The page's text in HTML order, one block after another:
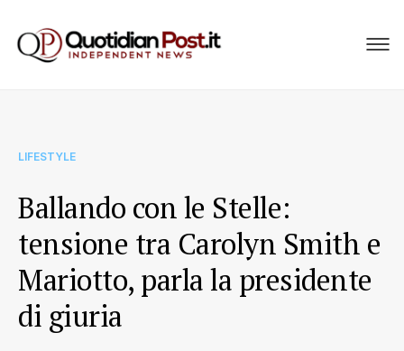
LIFESTYLE
Ballando con le Stelle:
tensione tra Carolyn Smith e
Mariotto, parla la presidente
di giuria